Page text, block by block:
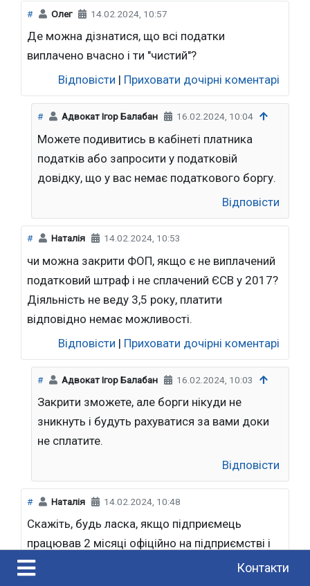
# Олег 14.02.2024, 10:57
Де можна дізнатися, що всі податки
виплачено вчасно і ти "чистий"?
Відповісти | Приховати дочірні коментарі
# Адвокат Ігор Балабан 16.02.2024, 10:04
Можете подивитись в кабінеті платника
податків або запросити у податковій
довідку, що у вас немає податкового боргу.
Відповісти
# Наталія 14.02.2024, 10:53
чи можна закрити ФОП, якщо є не виплачений
податковий штраф і не сплачений ЄСВ у 2017?
Діяльність не веду 3,5 року, платити
відповідно немає можливості.
Відповісти | Приховати дочірні коментарі
# Адвокат Ігор Балабан 16.02.2024, 10:03
Закрити зможете, але борги нікуди не
зникнуть і будуть рахуватися за вами доки
не сплатите.
Відповісти
# Наталія 14.02.2024, 10:48
Скажіть, будь ласка, якщо підприємець
працював 2 місяці офіційно на підприємстві і
платив ЄСВ із зарплати, йому треба ще платити
Контакти